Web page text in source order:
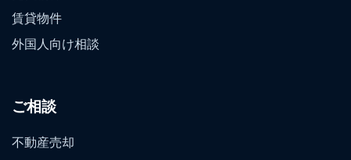
賃貸物件
外国人向け相談
ご相談
不動産売却